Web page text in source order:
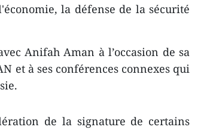
la défense de la sécurité
Anifah Aman à l’occasion de sa
et à ses conférences connexes qui
de la signature de certains